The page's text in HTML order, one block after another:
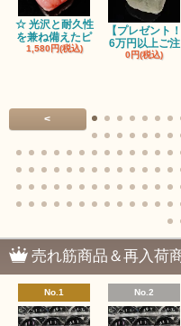
☆ 光沢と耐久性
を兼ね備えたピ
1,580円(税込)
【プレゼント！
6万円以上ご注
0円(税込)
<
売れ筋商品＆再入荷
No.1 No.2